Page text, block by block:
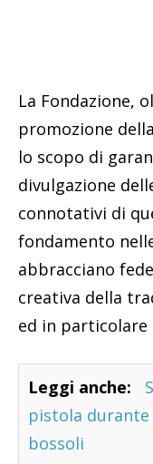
La Fondazione,
promozione
lo scopo di
divulgazione
connotativi di
fondamento
abbracciano
creativa della
ed in particolare
Leggi anche:
pistola
bossoli